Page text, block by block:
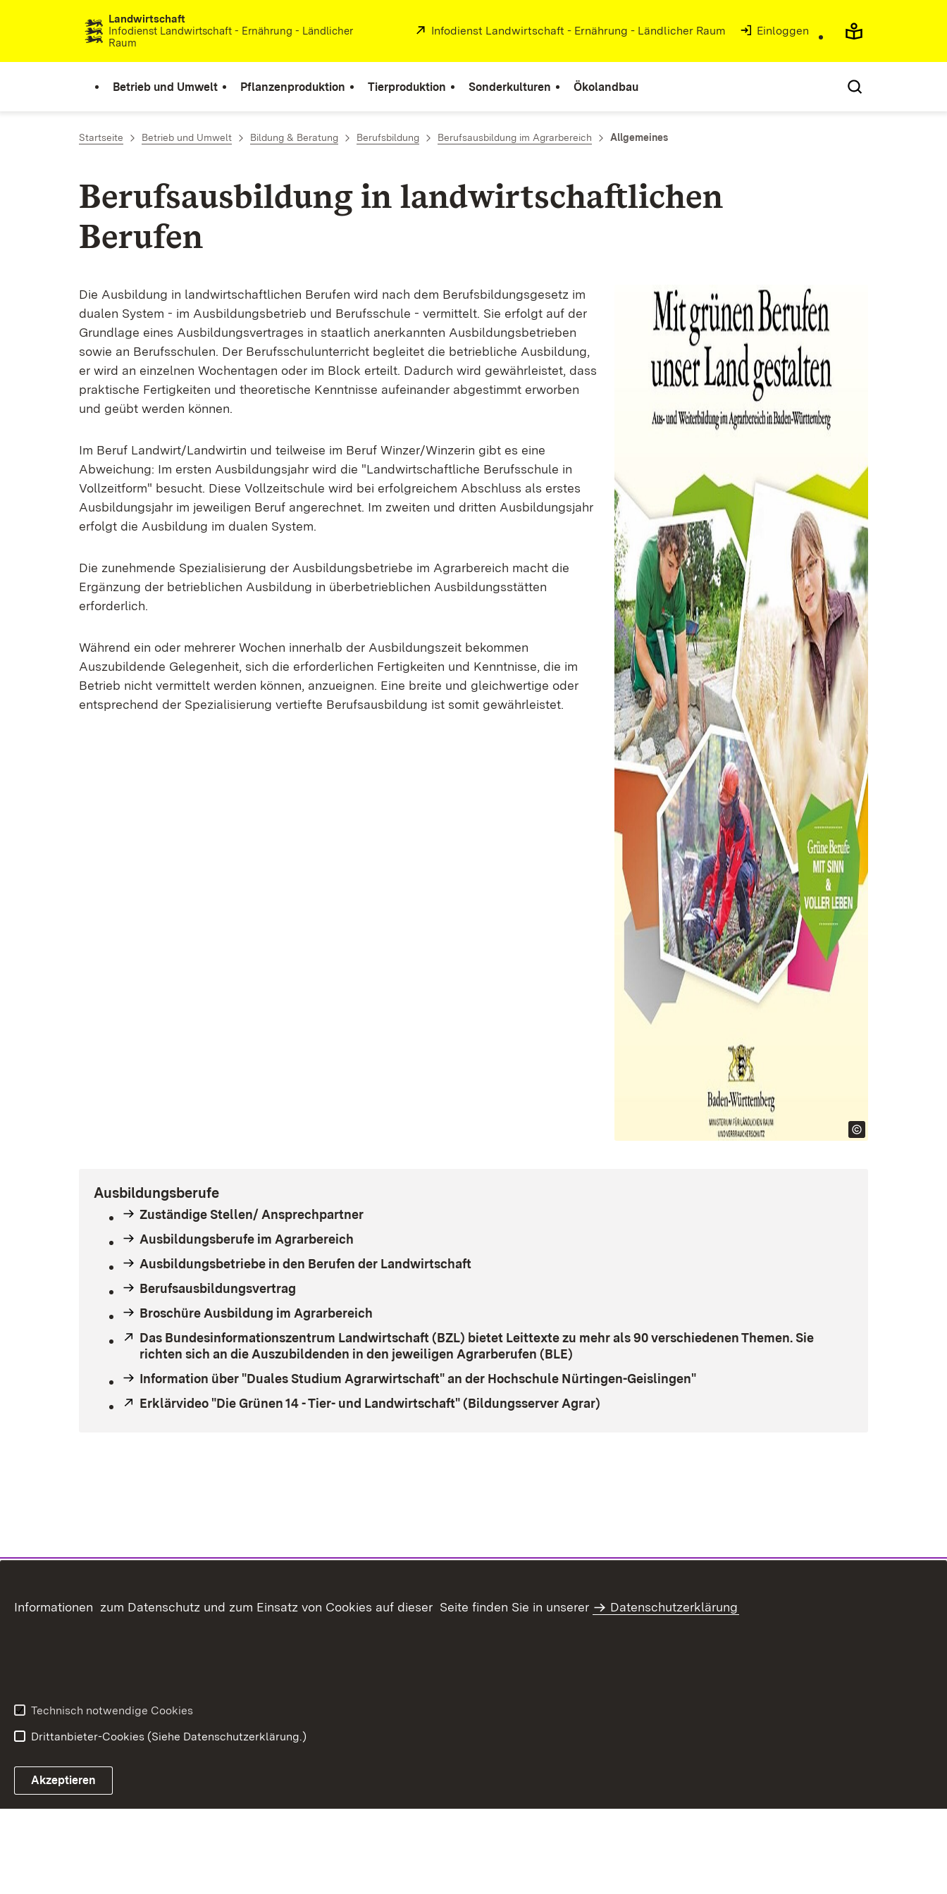
Zum Inhalt springen
Landwirtschaft
Infodienst Landwirtschaft - Ernährung - Ländlicher
Raum
Extern:
Infodienst Landwirtschaft - Ernährung - Ländlicher Raum (Öffnet in neuem Fenster)
Einloggen
Betrieb und Umwelt Pflanzenproduktion Tierproduktion Sonderkulturen Ökolandbau
Startseite Betrieb und Umwelt Bildung & Beratung Berufsbildung Berufsausbildung im Agrarbereich Allgemeines
Berufsausbildung in landwirtschaftlichen
Berufen
Die Ausbildung in landwirtschaftlichen Berufen wird nach dem Berufsbildungsgesetz im
dualen System - im Ausbildungsbetrieb und Berufsschule - vermittelt. Sie erfolgt auf der
Grundlage eines Ausbildungsvertrages in staatlich anerkannten Ausbildungsbetrieben
sowie an Berufsschulen. Der Berufsschulunterricht begleitet die betriebliche Ausbildung,
er wird an einzelnen Wochentagen oder im Block erteilt. Dadurch wird gewährleistet, dass
praktische Fertigkeiten und theoretische Kenntnisse aufeinander abgestimmt erworben
und geübt werden können.
Im Beruf Landwirt/Landwirtin und teilweise im Beruf Winzer/Winzerin gibt es eine
Abweichung: Im ersten Ausbildungsjahr wird die "Landwirtschaftliche Berufsschule in
Vollzeitform" besucht. Diese Vollzeitschule wird bei erfolgreichem Abschluss als erstes
Ausbildungsjahr im jeweiligen Beruf angerechnet. Im zweiten und dritten Ausbildungsjahr
erfolgt die Ausbildung im dualen System.
Die zunehmende Spezialisierung der Ausbildungsbetriebe im Agrarbereich macht die
Ergänzung der betrieblichen Ausbildung in überbetrieblichen Ausbildungsstätten
erforderlich.
Während ein oder mehrerer Wochen innerhalb der Ausbildungszeit bekommen
Auszubildende Gelegenheit, sich die erforderlichen Fertigkeiten und Kenntnisse, die im
Betrieb nicht vermittelt werden können, anzueignen. Eine breite und gleichwertige oder
entsprechend der Spezialisierung vertiefte Berufsausbildung ist somit gewährleistet.
Ausbildungsberufe
Zuständige Stellen/ Ansprechpartner
Ausbildungsberufe im Agrarbereich
Ausbildungsbetriebe in den Berufen der Landwirtschaft
Berufsausbildungsvertrag
Broschüre Ausbildung im Agrarbereich
Extern:
Das Bundesinformationszentrum Landwirtschaft (BZL) bietet Leittexte zu mehr als 90 verschiedenen Themen. Sie
richten sich an die Auszubildenden in den jeweiligen Agrarberufen (BLE)
Information über "Duales Studium Agrarwirtschaft" an der Hochschule Nürtingen-Geislingen"
Extern:
Erklärvideo "Die Grünen 14 - Tier- und Landwirtschaft" (Bildungsserver Agrar)
Informationen zum Datenschutz und zum Einsatz von Cookies auf dieser Seite finden Sie in unserer Datenschutzerklärung
Technisch notwendige Cookies
Drittanbieter-Cookies (Siehe Datenschutzerklärung.)
Akzeptieren